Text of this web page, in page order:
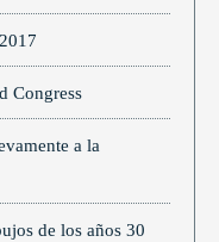
Congress
a la
de los años 30